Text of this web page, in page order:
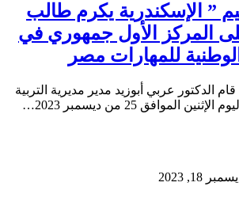
” الإسكندرية يكرم طالب
المركز الأول جمهوري في
للمهارات مصر
الدكتور عربي أبوزيد مدير مديرية التربية
الموافق 25 من ديسمبر 2023…
18, 2023